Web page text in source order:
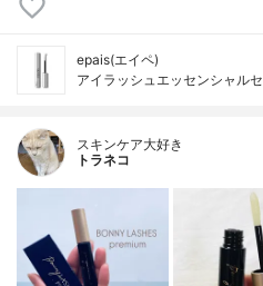
epais(エイペ)
アイラッシュエッセンシャル
スキンケア大好き
トラネコ